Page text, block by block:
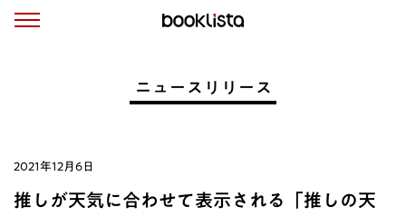
ニュースリリース
2021年12月6日
推しが天気に合わせて表示される「推しの天